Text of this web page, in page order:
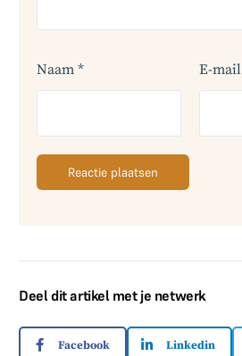
Naam* E-mail
Deel dit artikel met je netwerk
Facebook Linkedin